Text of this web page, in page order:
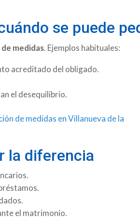
se puede
medidas. Ejemplos habituales:
acreditado del obligado.
el desequilibrio.
de medidas en Villanueva de la
la diferencia
el matrimonio.